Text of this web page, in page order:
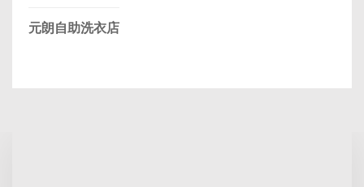
元朗自助洗衣店